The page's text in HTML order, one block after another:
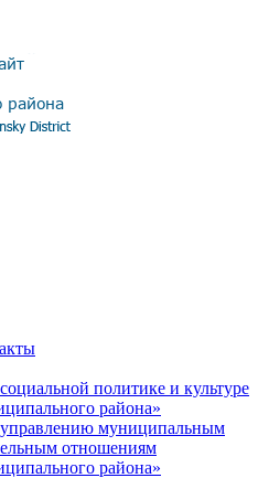
политике и культуре
района»
муниципальным
отношениям
района»